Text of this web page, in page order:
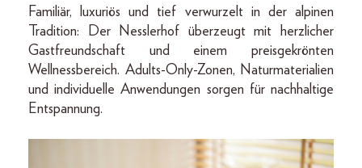
Familiär, luxuriös und tief verwurzelt in der alpinen
Tradition: Der Nesslerhof überzeugt mit herzlicher
Gastfreundschaft und einem preisgekrönten
Wellnessbereich. Adults-Only-Zonen, Naturmaterialien
und individuelle Anwendungen sorgen für nachhaltige
Entspannung.